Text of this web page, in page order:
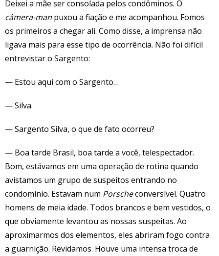
Deixei a mãe ser consolada pelos condôminos. O
câmera-man puxou a fiação e me acompanhou. Fomos
os primeiros a chegar ali. Como disse, a imprensa não
ligava mais para esse tipo de ocorrência. Não foi difícil
entrevistar o Sargento:
— Estou aqui com o Sargento…
— Silva.
— Sargento Silva, o que de fato ocorreu?
— Boa tarde Brasil, boa tarde a você, telespectador.
Bom, estávamos em uma operação de rotina quando
avistamos um grupo de suspeitos entrando no
condomínio. Estavam num Porscheconversível. Quatro
homens de meia idade. Todos brancos e bem vestidos, o
que obviamente levantou as nossas suspeitas. Ao
aproximarmos dos elementos, eles abriram fogo contra
a guarnição. Revidamos. Houve uma intensa troca de